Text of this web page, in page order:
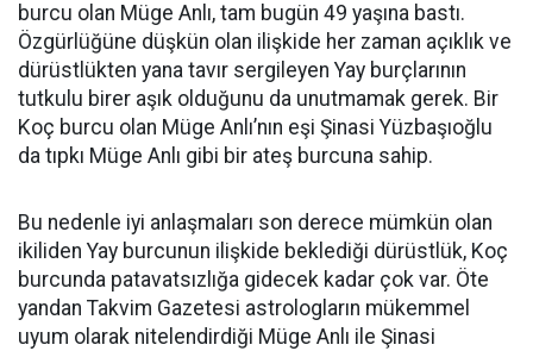
burcu olan Müge Anlı, tam bugün 49 yaşına bastı.
Özgürlüğüne düşkün olan ilişkide her zaman açıklık ve
dürüstlükten yana tavır sergileyen Yay burçlarının
tutkulu birer aşık olduğunu da unutmamak gerek. Bir
Koç burcu olan Müge Anlı’nın eşi Şinasi Yüzbaşıoğlu
da tıpkı Müge Anlı gibi bir ateş burcuna sahip.
Bu nedenle iyi anlaşmaları son derece mümkün olan
ikiliden Yay burcunun ilişkide beklediği dürüstlük, Koç
burcunda patavatsızlığa gidecek kadar çok var. Öte
yandan Takvim Gazetesi astrologların mükemmel
uyum olarak nitelendirdiği Müge Anlı ile Şinasi